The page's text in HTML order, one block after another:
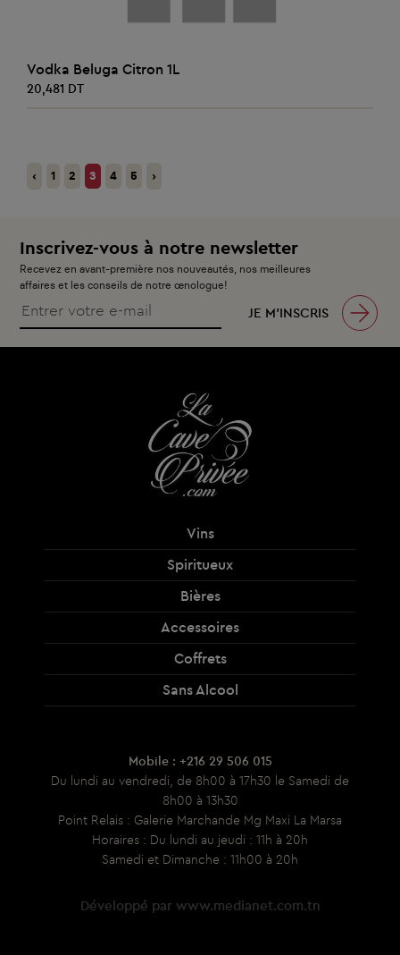
AJOUTER AU PANIER
Vodka Beluga Citron 1L
20,481 DT
‹ 1 2 3 4 5 ›
Inscrivez-vous à notre newsletter
Recevez en avant-première nos nouveautés, nos meilleures
affaires et les conseils de notre œnologue!
JE M’INSCRIS
Vins
Spiritueux
Bières
Accessoires
Coffrets
Sans Alcool
Mobile : +216 29 506 015
Du lundi au vendredi, de 8h00 à 17h30 le Samedi de
8h00 à 13h30
Point Relais : Galerie Marchande Mg Maxi La Marsa
Horaires : Du lundi au jeudi : 11h à 20h
Samedi et Dimanche : 11h00 à 20h
Développé par www.medianet.com.tn